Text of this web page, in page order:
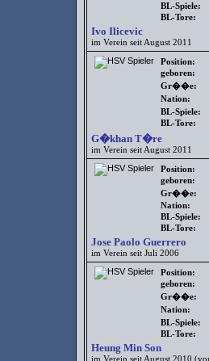
BL-Spiele:
BL-Tore:
Ivo Ilicevic
im Verein seit August 2011
Position:
geboren:
Gr��e:
Nation:
BL-Spiele:
BL-Tore:
G�khan T�re
im Verein seit August 2011
Position:
geboren:
Gr��e:
Nation:
BL-Spiele:
BL-Tore:
Jose Paolo Guerrero
im Verein seit Juli 2006
Position:
geboren:
Gr��e:
Nation:
BL-Spiele:
BL-Tore:
Heung Min Son
im Verein seit August 2010